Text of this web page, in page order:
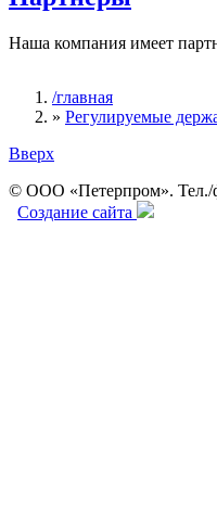
Наша компания имеет
Вы здесь
/главная
» Регулируемые
Вверх
© ООО «Петерпром». Тел./
Создание сайта